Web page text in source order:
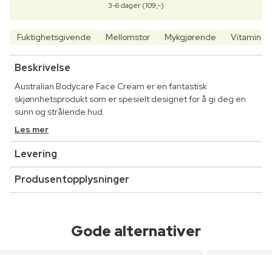
3-6 dager (109,-)
Fuktighetsgivende Mellomstor Mykgjørende Vitamin e
Beskrivelse
Australian Bodycare Face Cream er en fantastisk
skjønnhetsprodukt som er spesielt designet for å gi deg en
sunn og strålende hud.
Les mer
Levering
Produsentopplysninger
Gode alternativer